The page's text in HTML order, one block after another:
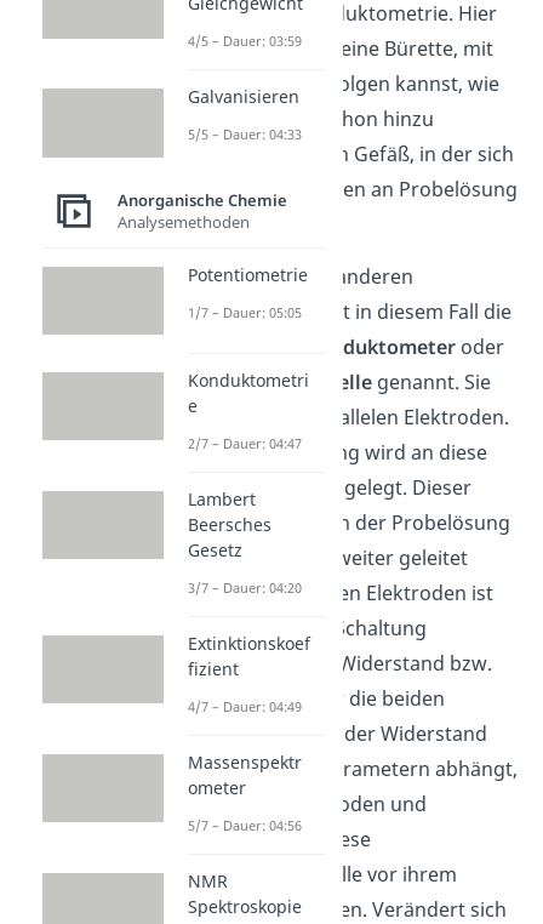
du auch bei der Konduktometrie. Hier
verwendest du auch eine Bürette, mit
der du stetig mitverfolgen kannst, wie
viel Maßlösung du schon hinzu
gegeben hast und ein Gefäß, in der sich
ein bekanntes Volumen an Probelösung
befindet.
Den Unterschied zu anderen
Titrationsarten macht in diesem Fall die
Konduktometeroder
Leitfähigkeitsmesszellegenannt. Sie
besteht aus zwei parallelen Elektroden.
Während der Messung wird an diese
ein
Wechselstrom
angelegt. Dieser
kann nun durch die in der Probelösung
vorhandenen Ionen weiter geleitet
werden. An den beiden Elektroden ist
weiterhin auch eine Schaltung
angebracht, die den Widerstand bzw.
die Leitfähigkeit über die beiden
Elektroden misst. Da der Widerstand
auch von anderen Parametern abhängt,
wie Fläche der Elektroden und
Temperatur, muss diese
Leitfähigkeitsmesszelle vor ihrem
Einsatz geeicht werden. Verändert sich
4/5 – Dauer: 03:59
Galvanisieren
5/5 – Dauer: 04:33
Anorganische Chemie
Analysemethoden
Potentiometrie
1/7 – Dauer: 05:05
Konduktometri
e
2/7 – Dauer: 04:47
Lambert
Beersches
Gesetz
3/7 – Dauer: 04:20
Extinktionskoef
fizient
4/7 – Dauer: 04:49
Massenspektr
ometer
5/7 – Dauer: 04:56
NMR
Spektroskopie